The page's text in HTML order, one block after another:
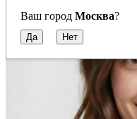
Ваш город Москва?